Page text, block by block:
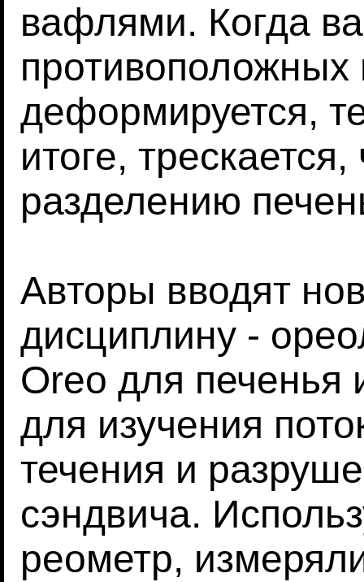
вафлями. Когда
противоположных
деформируется,
итоге,
разделению
Авторы вводят
дисциплину -
Oreo для печенья
для изучения
течения и
сэндвича.
реометр,